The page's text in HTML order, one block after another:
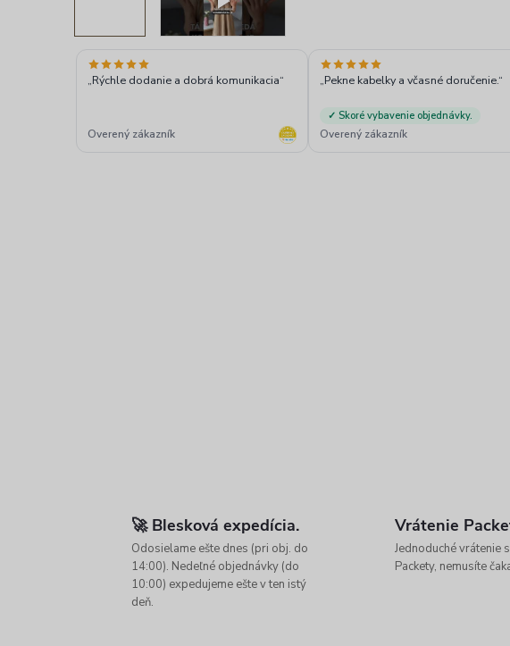
„Rýchle dodanie a dobrá komunikacia“
Overený zákazník
„Pekne kabelky a včasné doručenie.“
✓ Skoré vybavenie objednávky.
Overený zákazník
🚀 Blesková expedícia.
Odosielame ešte dnes (pri obj. do
14:00). Nedeľné objednávky (do
10:00) expedujeme ešte v ten istý
deň.
Vrátenie
Jednoduché vrátenie
Packety, nemusíte